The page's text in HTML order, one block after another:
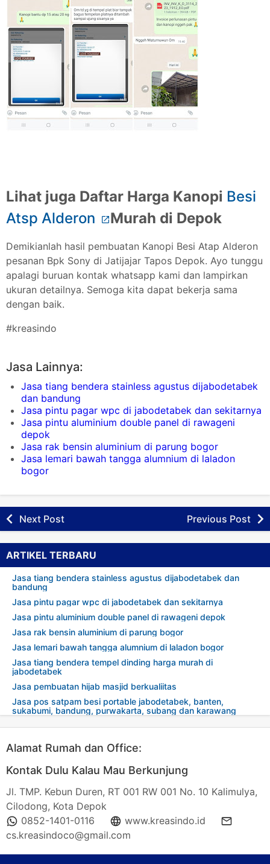
Lihat juga Daftar Harga Kanopi Besi
Atsp Alderon
Murah di Depok
Demikianlah hasil pembuatan Kanopi Besi Atap Alderon
pesanan Bpk Sony di Jatijajar Tapos Depok. Ayo tunggu
apalagi buruan kontak whatsapp kami dan lampirkan
ukuran detailnya. Semoga kita dapat bekerja sama
dengan baik.
#kreasindo
Jasa Lainnya:
Jasa tiang bendera stainless agustus dijabodetabek
dan bandung
Jasa pintu pagar wpc di jabodetabek dan sekitarnya
Jasa pintu aluminium double panel di rawageni
depok
Jasa rak bensin aluminium di parung bogor
Jasa lemari bawah tangga alumnium di laladon
bogor
Next Post Previous Post
ARTIKEL TERBARU
Jasa tiang bendera stainless agustus dijabodetabek dan
bandung
Jasa pintu pagar wpc di jabodetabek dan sekitarnya
Jasa pintu aluminium double panel di rawageni depok
Jasa rak bensin aluminium di parung bogor
Jasa lemari bawah tangga alumnium di laladon bogor
Jasa tiang bendera tempel dinding harga murah di
jabodetabek
Jasa pembuatan hijab masjid berkualiitas
Jasa pos satpam besi portable jabodetabek, banten,
sukabumi, bandung, purwakarta, subang dan karawang
Alamat Rumah dan Office:
Kontak Dulu Kalau Mau Berkunjung
Jl. TMP. Kebun Duren, RT 001 RW 001 No. 10 Kalimulya,
Cilodong, Kota Depok
0852-1401-0116
www.kreasindo.id
cs.kreasindoco@gmail.com